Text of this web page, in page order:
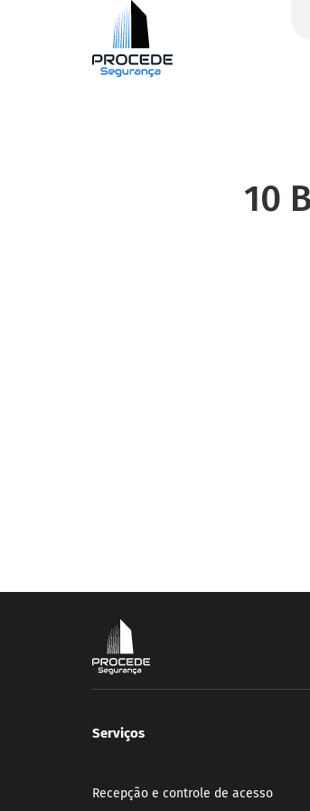
10
Serviços
Recepção e controle de acesso